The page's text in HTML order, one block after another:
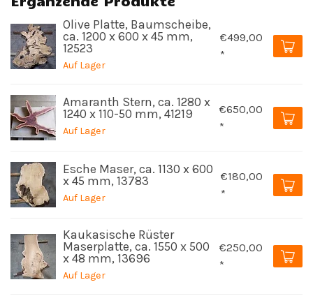
Olive Platte, Baumscheibe,
ca. 1200 x 600 x 45 mm,
12523
Auf Lager
€499,00
*
Amaranth Stern, ca. 1280 x
1240 x 110-50 mm, 41219
Auf Lager
€650,00
*
Esche Maser, ca. 1130 x 600
x 45 mm, 13783
Auf Lager
€180,00
*
Kaukasische Rüster
Maserplatte, ca. 1550 x 500
x 48 mm, 13696
Auf Lager
€250,00
*